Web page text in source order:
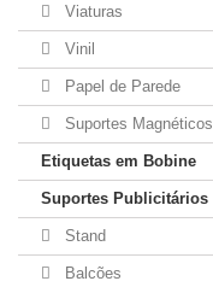
Viaturas
Vinil
Papel de Parede
Suportes Magnéticos
Etiquetas em Bobine
Suportes Publicitários
Stand
Balcões